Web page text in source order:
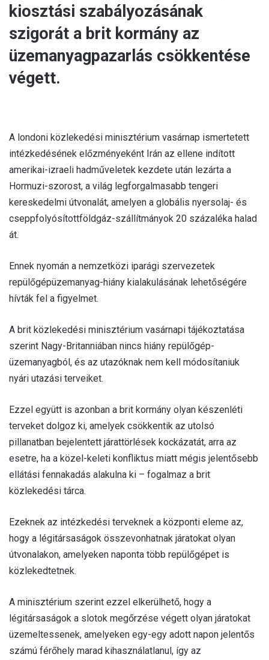
kiosztási szabályozásának
szigorát a brit kormány az
üzemanyagpazarlás csökkentése
végett.
A londoni közlekedési minisztérium vasárnap ismertetett
intézkedésének előzményeként Irán az ellene indított
amerikai-izraeli hadműveletek kezdete után lezárta a
Hormuzi-szorost, a világ legforgalmasabb tengeri
kereskedelmi útvonalát, amelyen a globális nyersolaj- és
cseppfolyósítottföldgáz-szállítmányok 20 százaléka halad
át.
Ennek nyomán a nemzetközi iparági szervezetek
repülőgépüzemanyag-hiány kialakulásának lehetőségére
hívták fel a figyelmet.
A brit közlekedési minisztérium vasárnapi tájékoztatása
szerint Nagy-Britanniában nincs hiány repülőgép-
üzemanyagból, és az utazóknak nem kell módosítaniuk
nyári utazási terveiket.
Ezzel együtt is azonban a brit kormány olyan készenléti
terveket dolgoz ki, amelyek csökkentik az utolsó
pillanatban bejelentett járattörlések kockázatát, arra az
esetre, ha a közel-keleti konfliktus miatt mégis jelentősebb
ellátási fennakadás alakulna ki – fogalmaz a brit
közlekedési tárca.
Ezeknek az intézkedési terveknek a központi eleme az,
hogy a légitársaságok összevonhatnak járatokat olyan
útvonalakon, amelyeken naponta több repülőgépet is
közlekedtetnek.
A minisztérium szerint ezzel elkerülhető, hogy a
légitársaságok a slotok megőrzése végett olyan járatokat
üzemeltessenek, amelyeken egy-egy adott napon jelentős
számú férőhely marad kihasználatlanul, így az